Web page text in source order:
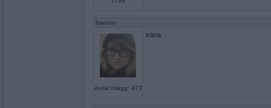
hansar
Antal inlägg: 473
träna